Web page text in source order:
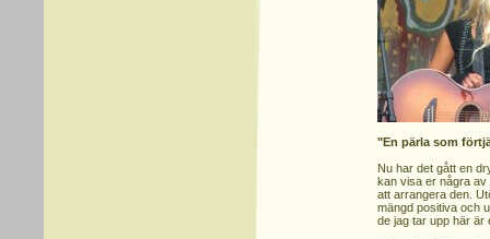
"En pärla som
Nu har det gått en
kan visa er några av
att arrangera den.
mängd positiva och
de jag tar upp här är